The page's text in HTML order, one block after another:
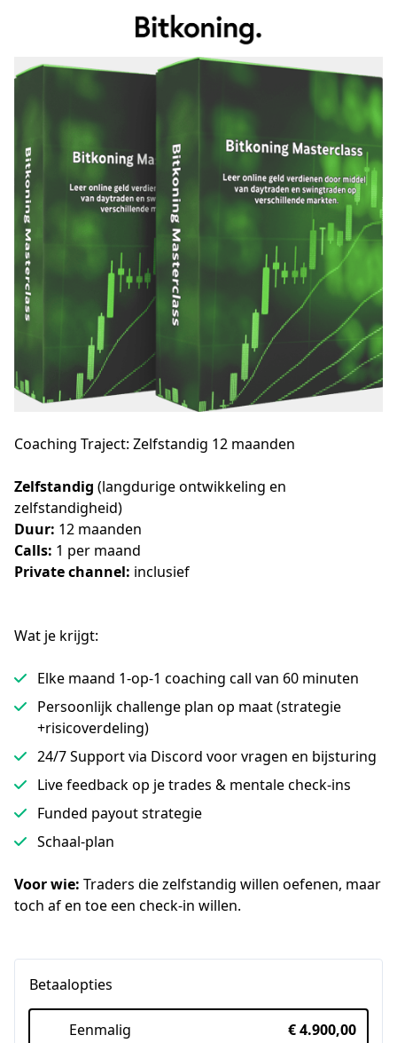
Coaching Traject: Zelfstandig 12 maanden
Zelfstandig (langdurige ontwikkeling en
zelfstandigheid)
Duur: 12 maanden
Calls: 1 per maand
Private channel: inclusief
Wat je krijgt:
Elke maand 1-op-1 coaching call van 60 minuten
Persoonlijk challenge plan op maat (strategie
+risicoverdeling)
24/7 Support via Discord voor vragen en bijsturing
Live feedback op je trades & mentale check-ins
Funded payout strategie
Schaal-plan
Voor wie: Traders die zelfstandig willen oefenen, maar
toch af en toe een check-in willen.
Betaalopties
Eenmalig € 4.900,00